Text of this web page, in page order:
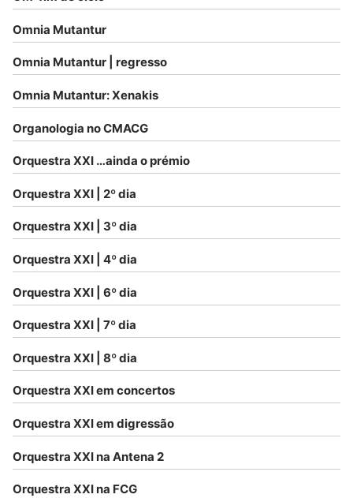
Omnia Mutantur
Omnia Mutantur | regresso
Omnia Mutantur: Xenakis
Organologia no CMACG
Orquestra XXI …ainda o prémio
Orquestra XXI | 2º dia
Orquestra XXI | 3º dia
Orquestra XXI | 4º dia
Orquestra XXI | 6º dia
Orquestra XXI | 7º dia
Orquestra XXI | 8º dia
Orquestra XXI em concertos
Orquestra XXI em digressão
Orquestra XXI na Antena 2
Orquestra XXI na FCG